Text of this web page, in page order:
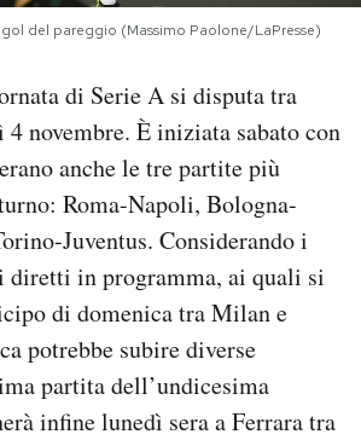
aiuto?
del pareggio (Massimo Paolone/LaPresse)
di Serie A si disputa tra
4 novembre. È iniziata sabato con
anche le tre partite più
Roma-Napoli, Bologna-
Juventus. Considerando i
diretti in programma, ai quali si
di domenica tra Milan e
potrebbe subire diverse
partita dell’undicesima
infine lunedì sera a Ferrara tra